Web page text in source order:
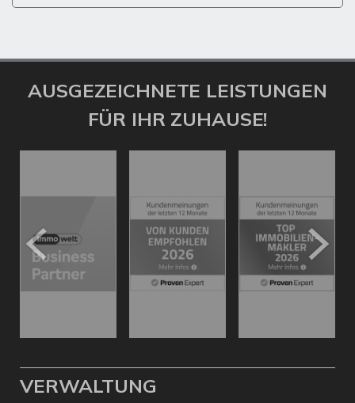
AUSGEZEICHNETE LEISTUNGEN
FÜR IHR ZUHAUSE!
VERWALTUNG